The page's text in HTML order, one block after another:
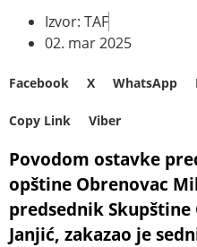
Izvor: TAF
02. mar 2025
Facebook X WhatsApp
Copy Link Viber
Povodom ostavke
opštine Obrenovac
predsednik
Janjić, zakazao je